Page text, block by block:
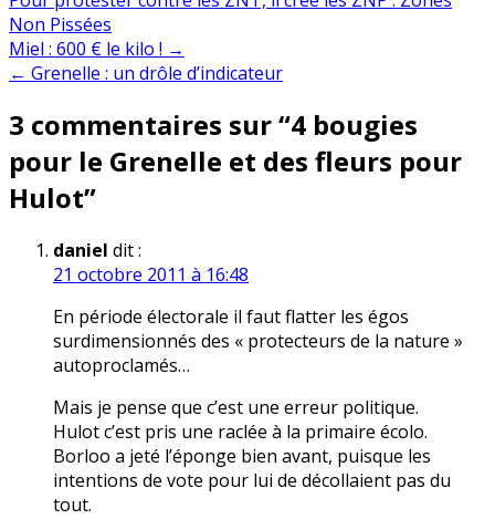
Non Pissées
Navigation
de
l’article
Miel : 600 € le kilo ! →
← Grenelle : un drôle d’indicateur
3 commentaires sur “4 bougies
pour le Grenelle et des fleurs pour
Hulot”
daniel dit :
21 octobre 2011 à 16:48
En période électorale il faut flatter les égos
surdimensionnés des « protecteurs de la nature »
autoproclamés…
Mais je pense que c’est une erreur politique.
Hulot c’est pris une raclée à la primaire écolo.
Borloo a jeté l’éponge bien avant, puisque les
intentions de vote pour lui de décollaient pas du
tout.